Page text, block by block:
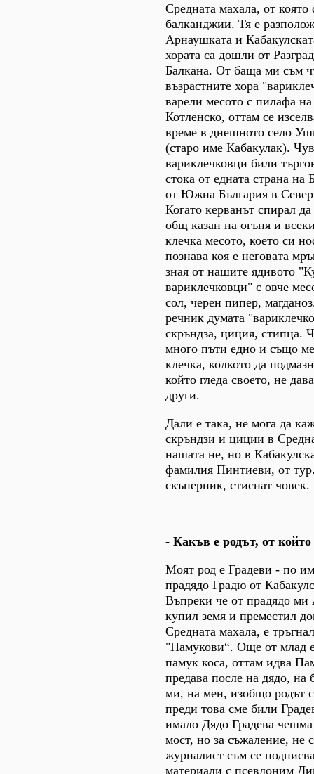
Средната махала, от която
балканджии. Тя е
Арнаушката и
хората са дошли от
Балкана. От баща ми съм
възрастните хора
варели месото с пилафа
Котленско, оттам се
време в днешното село
(старо име Кабакулак).
вариклечковци били
стока от едната страна на
от Южна България в
Когато керванът спирал
общ казан на огъня и
клечка месото, което си
познава коя е неговата
зная от нашите ядивото
вариклечковци" с овче
сол, черен пипер,
речник думата
скръндза, циция, стипца.
много пъти едно и също
клечка, колкото да
който гледа своето, не
други.
Дали е така, не мога да
скръндзи и циции в
нашата не, но в
фамилия Пинтиеви, от
скъперник, стиснат човек.
- Какъв е родът, от който
Моят род е Градеви - по
прадядо Градю от
Въпреки че от прадядо ми
купил земя и преместил
Средната махала, е
"Памукови“. Още от млад
памук коса, оттам идва
предава после на дядо, на
ми, на мен, изобщо родът
преди това сме били
имало Дядо Градева
мост, но за съжаление, не
журналист съм се
материали с псевдоним